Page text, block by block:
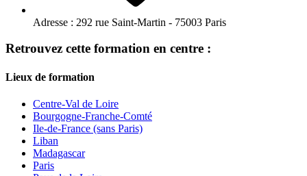
Adresse : 292 rue Saint-Martin - 75003 Paris
Retrouvez cette formation en centre :
Lieux de formation
Centre-Val de Loire
Bourgogne-Franche-Comté
Ile-de-France (sans Paris)
Liban
Madagascar
Paris